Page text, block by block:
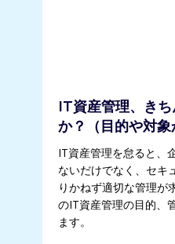
IT資産管理、き
か？（目的や対象
IT資産管理を怠ると、
ないだけでなく、セキ
りかねず適切な管理が
のIT資産管理の目的、
ます。